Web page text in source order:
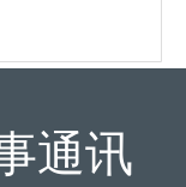
通讯